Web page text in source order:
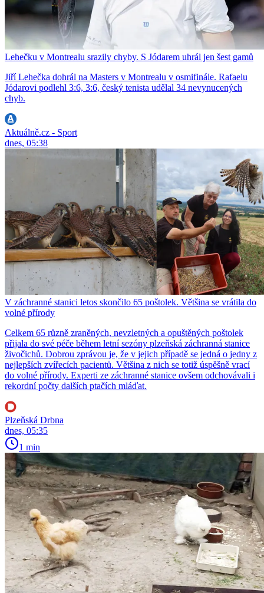
Lehečku v Montrealu srazily chyby. S Jódarem uhrál jen šest gamů
Jiří Lehečka dohrál na Masters v Montrealu v osmifinále. Rafaelu
Jódarovi podlehl 3:6, 3:6, český tenista udělal 34 nevynucených
chyb.
Aktuálně.cz - Sport
dnes, 05:38
V záchranné stanici letos skončilo 65 poštolek. Většina se vrátila do
volné přírody
Celkem 65 různě zraněných, nevzletných a opuštěných poštolek
přijala do své péče během letní sezóny plzeňská záchranná stanice
živočichů. Dobrou zprávou je, že v jejich případě se jedná o jedny z
nejlepších zvířecích pacientů. Většina z nich se totiž úspěšně vrací
do volné přírody. Experti ze záchranné stanice ovšem odchovávali i
rekordní počty dalších ptačích mláďat.
Plzeňská Drbna
dnes, 05:35
1 min